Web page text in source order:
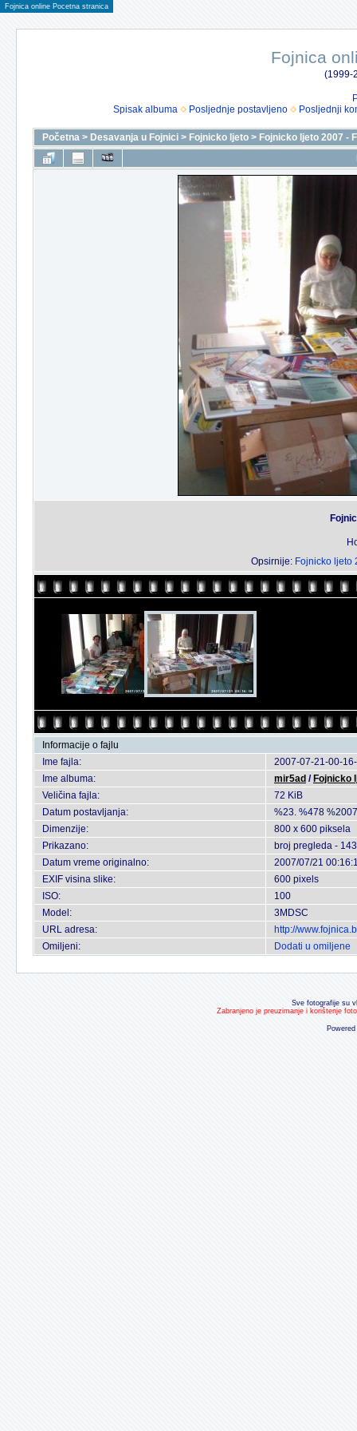
Fojnica online Pocetna stranica
Fojnica
(1999-
Spisak albuma
Posljednje postavljeno Posljednji
Početna > Desavanja u Fojnici > Fojnicko ljeto > Fojnicko ljeto 2007 -
Opsirnije: Fojnicko ljeto
Informacije o fajlu
Ime fajla:
2007-07-21-00-
Ime albuma:
mir5ad / Fojnicko
Veličina fajla:
72 KiB
Datum postavljanja:
%23. %478
Dimenzije:
800 x 600 piksela
Prikazano:
broj pregleda - 143
Datum vreme originalno:
2007/07/21
EXIF visina slike:
600 pixels
ISO:
100
Model:
3MDSC
URL adresa:
http://
Omiljeni:
Dodati u omiljene
Sve fotografije su
Zabranjeno je preuzimanje i korištenje